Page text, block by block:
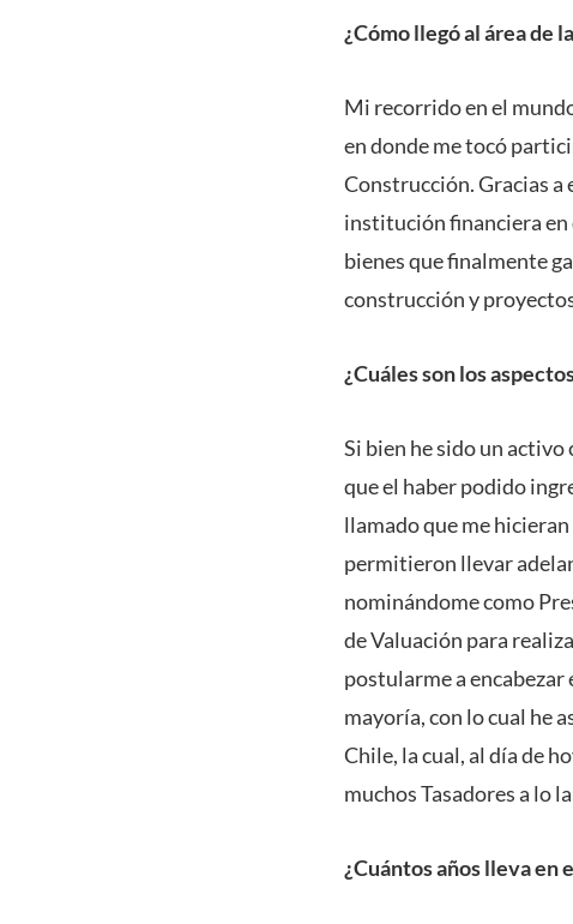
¿Cómo llegó al área de
Mi recorrido en el
en donde me tocó
Construcción. Gracias a
institución financiera en
bienes que finalmente
construcción y
¿Cuáles son los
Si bien he sido un
que el haber podido
llamado que me
permitieron llevar
nominándome como
de Valuación para
postularme a
mayoría, con lo cual he
Chile, la cual, al día de
muchos Tasadores a lo
¿Cuántos años lleva en